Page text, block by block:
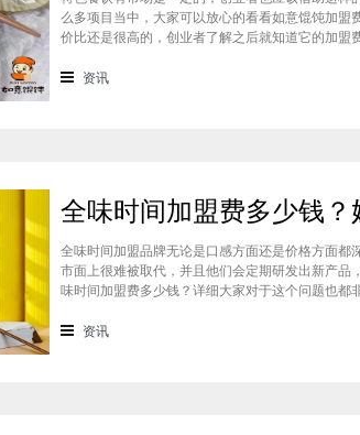
么多项目当中，大家可以放心的看看如意馄饨加盟
价比还是很高的，创业者了解之后就知道它的加盟
一下如意馄饨加盟费多少钱？是不是值得加盟？就
资讯
全味时间加盟品牌无论是口感方面还是价格方面都
市面上很难被取代，并且他们会定期研发出新产品
味时间加盟费多少钱？详细大家对于这个问题也都
虽然开头说得很好，公司也确实提供了设备和产品
资讯